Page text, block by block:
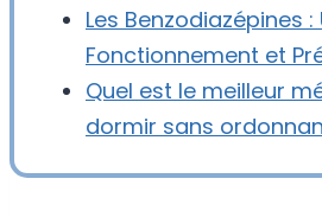
Les Benzodiazépines :
Fonctionnement et
Quel est le meilleur
dormir sans